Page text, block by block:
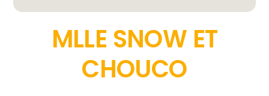
MLLE SNOW ET
CHOUCO